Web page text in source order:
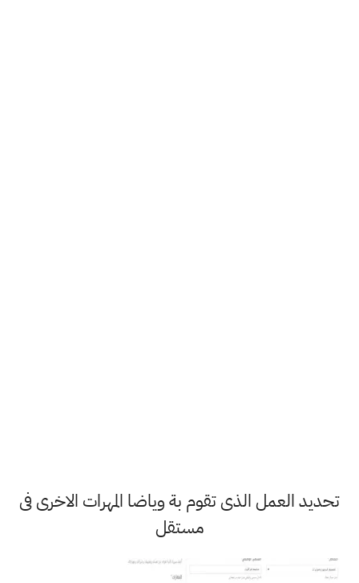
تحديد العمل الذى تقوم بة وياضا المهرات الاخرى فى
مستقل